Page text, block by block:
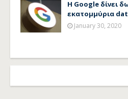
Η Google δίνει
εκατομμύρια
January 30, 2020